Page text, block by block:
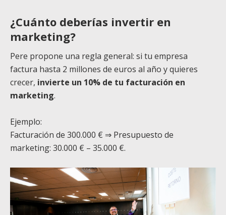
¿Cuánto deberías invertir en
marketing?
Pere propone una regla general: si tu empresa
factura hasta 2 millones de euros al año y quieres
crecer, invierte un 10% de tu facturación en
marketing.
Ejemplo:
Facturación de 300.000 € ⇒ Presupuesto de
marketing: 30.000 € – 35.000 €.